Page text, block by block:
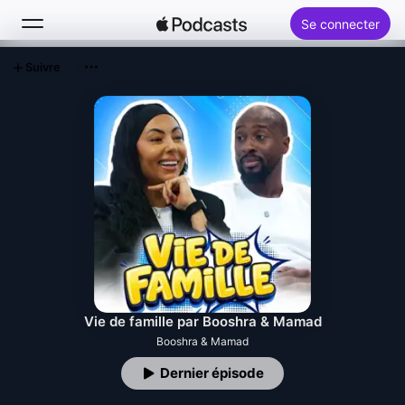
Se connecter
Nouveautés
Classements
Vie de famille par Booshra & Mamad
Booshra & Mamad
Dernier épisode
Suivre